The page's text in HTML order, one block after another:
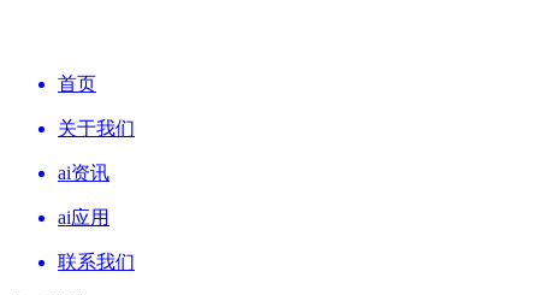
首页
关于我们
ai资讯
ai应用
联系我们